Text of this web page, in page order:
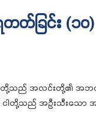
တ်ခြင်း (၁၀)
ျှတို့သည် အလင်းတို့၏ အဘ
တို့သည် အဦးသီးသော အသီ